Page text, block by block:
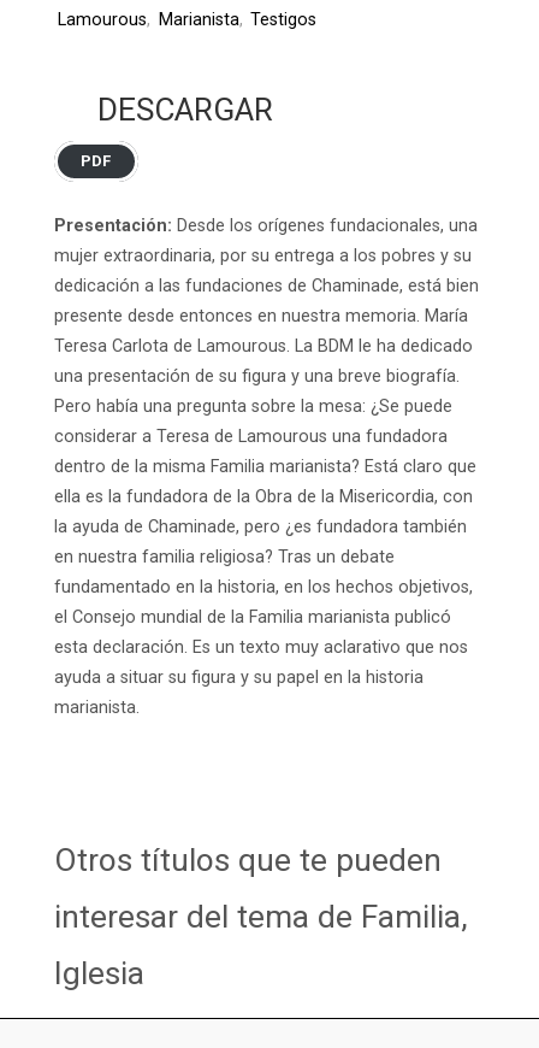
Lamourous, Marianista, Testigos
DESCARGAR
PDF
Presentación: Desde los orígenes fundacionales, una
mujer extraordinaria, por su entrega a los pobres y su
dedicación a las fundaciones de Chaminade, está bien
presente desde entonces en nuestra memoria. María
Teresa Carlota de Lamourous. La BDM le ha dedicado
una presentación de su figura y una breve biografía.
Pero había una pregunta sobre la mesa: ¿Se puede
considerar a Teresa de Lamourous una fundadora
dentro de la misma Familia marianista? Está claro que
ella es la fundadora de la Obra de la Misericordia, con
la ayuda de Chaminade, pero ¿es fundadora también
en nuestra familia religiosa? Tras un debate
fundamentado en la historia, en los hechos objetivos,
el Consejo mundial de la Familia marianista publicó
esta declaración. Es un texto muy aclarativo que nos
ayuda a situar su figura y su papel en la historia
marianista.
Otros títulos que te pueden
interesar del tema de Familia,
Iglesia